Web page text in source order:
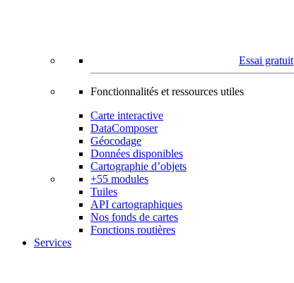
Essai gratuit
Fonctionnalités et ressources utiles
Carte interactive
DataComposer
Géocodage
Données disponibles
Cartographie d’objets
+55 modules
Tuiles
API cartographiques
Nos fonds de cartes
Fonctions routières
Services